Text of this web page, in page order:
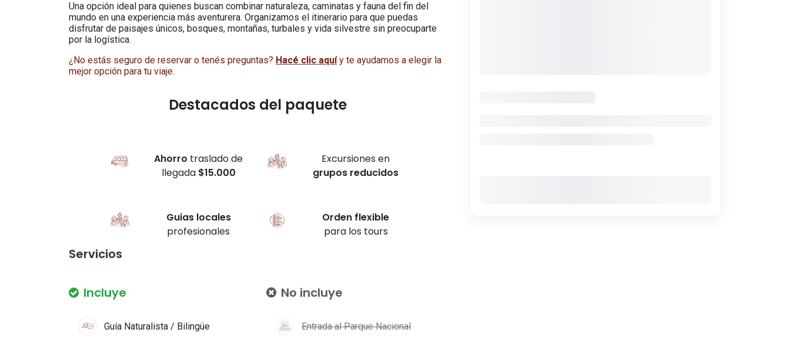
Una opción ideal para quienes buscan combinar naturaleza, caminatas y fauna del fin del
mundo en una experiencia más aventurera. Organizamos el itinerario para que puedas
disfrutar de paisajes únicos, bosques, montañas, turbales y vida silvestre sin preocuparte
por la logística.
¿No estás seguro de reservar o tenés preguntas? Hacé clic aquíy te ayudamos a elegir la
mejor opción para tu viaje.
Destacados del paquete
Guias locales
profesionales
Ahorro traslado de
llegada $15.000
Excursiones en
grupos reducidos
Orden flexible
para los tours
Servicios
Incluye
Guía Naturalista / Bilingüe
No incluye
Entrada al Parque Nacional